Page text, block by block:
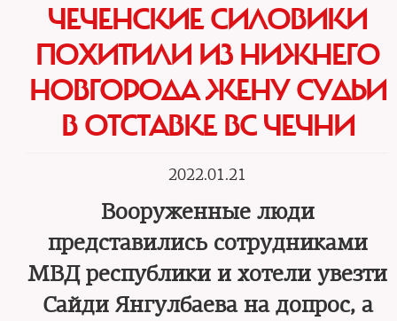
ЧЕЧЕНСКИЕ СИЛОВИКИ
ПОХИТИЛИ ИЗ НИЖНЕГО
НОВГОРОДА ЖЕНУ СУДЬИ
В ОТСТАВКЕ ВС ЧЕЧНИ
2022.01.21
Вооруженные люди
представились сотрудниками
МВД республики и хотели увезти
Сайди Янгулбаева на допрос, а